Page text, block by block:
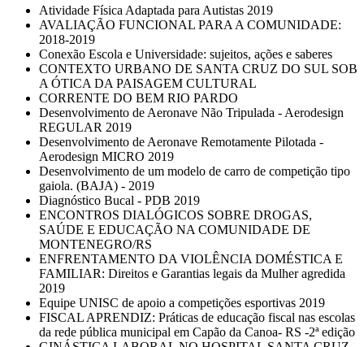
Atividade Física Adaptada para Autistas 2019
AVALIAÇÃO FUNCIONAL PARA A COMUNIDADE:
2018-2019
Conexão Escola e Universidade: sujeitos, ações e saberes
CONTEXTO URBANO DE SANTA CRUZ DO SUL SOB
A ÓTICA DA PAISAGEM CULTURAL
CORRENTE DO BEM RIO PARDO
Desenvolvimento de Aeronave Não Tripulada - Aerodesign
REGULAR 2019
Desenvolvimento de Aeronave Remotamente Pilotada -
Aerodesign MICRO 2019
Desenvolvimento de um modelo de carro de competição tipo
gaiola. (BAJA) - 2019
Diagnóstico Bucal - PDB 2019
ENCONTROS DIALÓGICOS SOBRE DROGAS,
SAÚDE E EDUCAÇÃO NA COMUNIDADE DE
MONTENEGRO/RS
ENFRENTAMENTO DA VIOLÊNCIA DOMÉSTICA E
FAMILIAR: Direitos e Garantias legais da Mulher agredida
2019
Equipe UNISC de apoio a competições esportivas 2019
FISCAL APRENDIZ: Práticas de educação fiscal nas escolas
da rede pública municipal em Capão da Canoa- RS -2ª edição